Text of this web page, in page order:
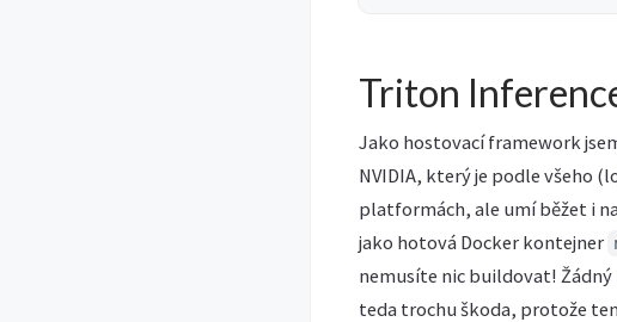
Triton
Jako hostovací framework
NVIDIA, který je podle všeho
platformách, ale umí běžet i
jako hotová Docker kontejner
nemusíte nic buildovat!
teda trochu škoda, protože